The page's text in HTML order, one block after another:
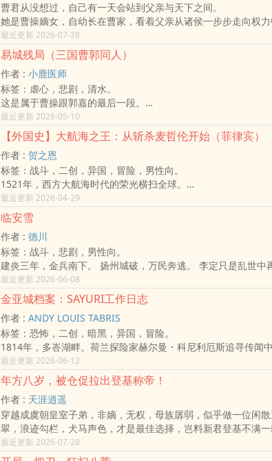
观看主线剧情后，若想了解来龙去脉，再回头深挖前十四回故事
级绝大多数是普遍级，少数顶多是PG-13的无疟，喜剧，爽文风
五十九回，第七十一回有露骨的战争血腥描写，因此只能按照规
级作品。
【关于这部作品的诞生与一个美丽的意外】
其实，这部小说最初的构想，是一个男扮女装的太子，与一个女
爷，两人携手在朝堂与江湖中搞硬核历史，武侠与种田的故事。
的大纲里，第一主角原本是那位女扮男装的王爷童立冬。
但当我真正准备动笔时，我那身为医疗人员的职业病却发作了
着设定，越想越觉得不对劲：一个正常男性，在经历青春期甚至
何完全不发育出男性第二性征，还能完美伪装成女性？这在医学
了。
依靠着我的专业知识，我大笔一挥，将朱萍萍的生理设定改成了
没想到这个单纯为了「医学合理性」的改动，宛如打开了潘朵拉
朱萍萍这个角色的张力瞬间爆发，变得极具可塑性。我从小到
那些复杂纠结的桥段，那些五味杂陈的故事线，全都可以在她身
老实说，用这个角色来推演剧情，对于作者本人而言，爽度实在
于是，在强大的创作欲望驱使下，朱萍萍喧宾夺主，成了这部作
角。而原本位居C位的童立冬，则退居成为了同样无可替代的第
我也想借此向大家坦白，虽然故事里有着打破性别枷锁的设定，
不是这部小说唯一的绝对核心。这本质上，依旧是一个充满热
武侠与种田强国的故事。希望你们会喜欢这对不按牌理出牌的龙
成员只有四人——
孙尚香
江东郡主，弓箭如火。
太史玲珑
太史慈之女，刀不离身。
大乔
小乔
曾名动天下的江东双姝。
她们的第一个任务——
潜入蜀地。
刺探军情。
若有机会——
刺杀 诸葛亮。
她们在火中行走。
在水中杀人。
在局中改局。
但一次次任务之后，她们终于发现——
在这场三国棋局之中，
她们从来不是棋手。
只是——
可以随时被弃的棋子。
当最后一次任务将她们推入死局。
四人做出同一个决定——
背叛。
从那一夜开始——
她们不属于吴。
不属于蜀。
也不属于魏。
她们只为自己而战。
乱世之中——
世人只知道一个名字：
《红影》
曹君从没想过，自己有一天会站到父亲与天下之间。
她是曹操嫡女，自幼长在曹家，看着父亲从诸侯一步步走向权力
兄弟、宗亲、谋士与天子，在同一张棋盘上彼此拉扯。她原本只
却在一次次动荡里被迫明白：曹家要的从来不只是活下去，而
她见过父亲最锋利的样子，也见过他作为父亲的偏爱、失控与疲
昂的稳重，曹丕的敏感与野心，曹彰的骄傲与直白，也见过那些
的人，如何各自怀抱信念、算计与不得已。
这不是旁观史书的故事，而是站在曹家之中，去看一个家族如何
牵绊、彼此伤害，又一起走向更大的风暴。
她未必能改变天下，却注定要在父亲、家族与自己的选择之间，
无法替她决定的路。
最近更新 2026-07-28
易城残局（三国曹郭同人）
作者 : 小鹿医师
标签：虐心，悲剧，清水。
这是属于曹操跟郭嘉的最后一段。
也是一个疯子跟一个戏子的旅程。
「主公，这局嘉非去不可。」
那只「病狐狸」自请随军，他说他身子都好，只是凯旋后要在
建安十二年，曹操准备平定北方，他以为这只是郭嘉一次寻常
（大致已完结，作者的排序是有意义的，希望能顺着排序下去看
线有问题，可以对照时间线整理那一章喔！）
本篇埋了很多历史梗，都尽量在每篇文末说明了，也可以先下拉
喔。
最近更新 2026-05-10
【外国史】大航海之王：从斩杀麦哲伦开始（菲律宾）
作者 : 贺之恩
标签：战斗，二创，异国，冒险，男性向。
1521年，西方大航海时代的荣光横扫全球。
斐迪南·麦哲伦，带着西班牙帝国的铁甲与火炮，降临米沙鄢群岛
他们宣称自己是上帝的使者，要求万民俯首，称其为奴。
​但在麦克坦岛，一个名为拉普拉普的男人拔出了卡姆皮兰长剑。
「这片土地的神灵，不需要外人做主！」
​鲜血染红了白沙滩，史诗在雷雨中起航。
看一个岛屿酋长如何智斗权谋、力战铁甲，在地理大发现的浪潮
的海域自由！
#历史 #热血战争 #热带冒险 #硬核史诗 #民族英雄 #战斗爽文
神灵篇【自然神】巴塔拉的审判：全球航行的终点(菲律宾)
最近更新 2026-04-29
临安雪
作者 : 德川
标签：战斗，悲剧，男性向。
建炎三年，金兵南下。 扬州城破，万民奔逃。 李定只是乱世中
一名士兵。 他见过燃烧三日不熄的城池，见过挤满难民的渡口，
命而抛弃一切的人。 当家园化作废墟，当故人消失于烽火。 他
夺走的从来不只是生命。 ——《临安雪》
最近更新 2026-06-08
金亚城档案：SAYURI工作日志
作者 : ANDY LOUIS TABRIS
标签：恐怖，二创，暗黑，异国，冒险。
1814年，多峇湖畔。荷兰探险家赫尔曼・科尼利厄斯追寻传闻
却在雾中看见半月形石门、猩猩佛头、新鲜眼珠，以及像人又不
吸声。他以为自己发现了一座失落遗迹，却不知道自己只是被
的下一个入侵者。
两百多年后，AI-X科技启动金亚城任务。柯萝丝命令任务系统
莉遗留的文献、赫尔曼日志、三佛齐商路残简与现场探勘资料
信，只要分类足够精准，真相就能被整理成档案。
但金亚城不是普通遗迹。
它是一套仍在运作的古老因果系统。
最近更新 2026-06-12
年方八岁，被仓促拉出登基称帝！
作者 : 天涯逍遥
穿越成虞朝皇室子弟，非嫡，无权，母族孱弱，似乎做一位闲
翠，浪迹勾栏，犬马声色，才是最佳选择，岂料新君登基不满一
跟楚凌开了个玩笑，逼着他走向一条全新的路！
帝王,孺子,朝堂,争斗,博弈,王者归来,强者,腹黑,开局
最近更新 2026-07-28